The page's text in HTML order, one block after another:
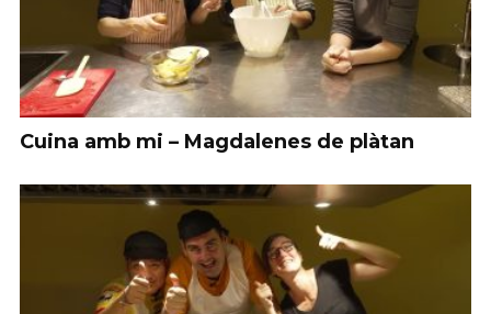
Cuina amb mi – Magdalenes de plàtan